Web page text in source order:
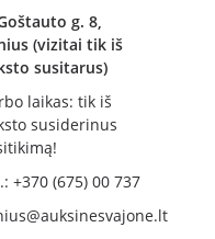
g. 8,
(vizitai tik iš
susitarus)
laikas: tik iš
susiderinus
+370 (675) 00 737